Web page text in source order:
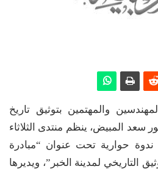
والمهتمين بتوثيق تاريخ
سعد المبيض، ينظم منتدى الثلاثاء
ندوة حوارية تحت عنوان “مبادرة
التاريخي لمدينة الخبر”، ويديرها